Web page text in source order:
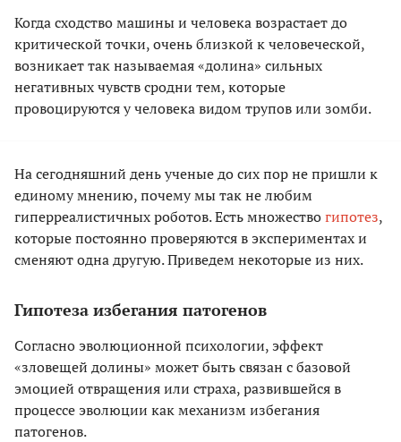
Когда сходство машины и человека возрастает до
критической точки, очень близкой к человеческой,
возникает так называемая «долина» сильных
негативных чувств сродни тем, которые
провоцируются у человека видом трупов или зомби.
На сегодняшний день ученые до сих пор не пришли к
единому мнению, почему мы так не любим
гиперреалистичных роботов. Есть множествогипотез,
которые постоянно проверяются в экспериментах и
сменяют одна другую. Приведем некоторые из них.
Гипотеза избегания патогенов
Согласно эволюционной психологии, эффект
«зловещей долины» может быть связан с базовой
эмоцией отвращения или страха, развившейся в
процессе эволюции как механизм избегания
патогенов.